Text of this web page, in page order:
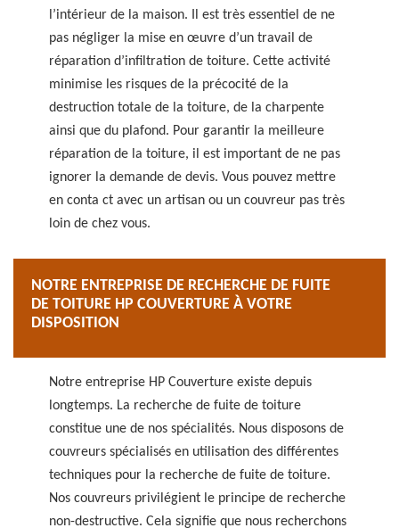
l’intérieur de la maison. Il est très essentiel de ne
pas négliger la mise en œuvre d’un travail de
réparation d’infiltration de toiture. Cette activité
minimise les risques de la précocité de la
destruction totale de la toiture, de la charpente
ainsi que du plafond. Pour garantir la meilleure
réparation de la toiture, il est important de ne pas
ignorer la demande de devis. Vous pouvez mettre
en conta ct avec un artisan ou un couvreur pas très
loin de chez vous.
NOTRE ENTREPRISE DE RECHERCHE DE FUITE
DE TOITURE HP COUVERTURE À VOTRE
DISPOSITION
Notre entreprise HP Couverture existe depuis
longtemps. La recherche de fuite de toiture
constitue une de nos spécialités. Nous disposons de
couvreurs spécialisés en utilisation des différentes
techniques pour la recherche de fuite de toiture.
Nos couvreurs privilégient le principe de recherche
non-destructive. Cela signifie que nous recherchons